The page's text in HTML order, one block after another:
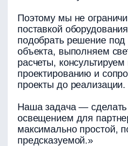
Поэтому мы не
поставкой
подобрать решение под
объекта, выполняем
расчеты, консультируем
проектированию и
проекты до реализации.
Наша задача — сделать
освещением для
максимально простой,
предсказуемой.»